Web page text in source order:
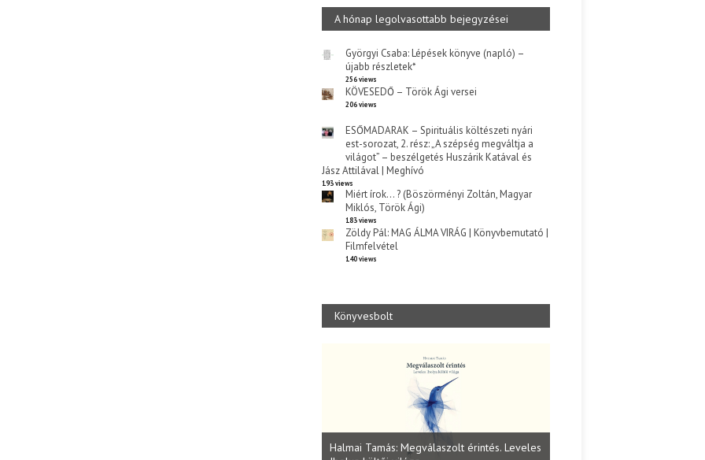
A hónap legolvasottabb bejegyzései
Györgyi Csaba: Lépések könyve (napló) –
újabb részletek*
256 views
KÖVESEDŐ – Török Ági versei
206 views
ESŐMADARAK – Spirituális költészeti nyári
est-sorozat, 2. rész: „A szépség megváltja a
világot” – beszélgetés Huszárik Katával és
Jász Attilával | Meghívó
193 views
Miért írok… ? (Böszörményi Zoltán, Magyar
Miklós, Török Ági)
183 views
Zöldy Pál: MAG ÁLMA VIRÁG | Könyvbemutató |
Filmfelvétel
140 views
Könyvesbolt
Halmai Tamás: Megválaszolt érintés. Leveles